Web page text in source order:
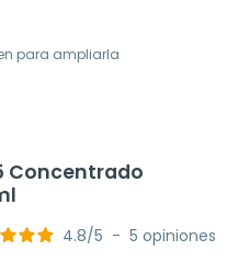
para ampliarla
Concentrado
4.8/5 - 5 opiniones